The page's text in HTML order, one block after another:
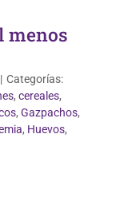
menos
| Categorías:
, cereales,
, Gazpachos,
, Huevos,